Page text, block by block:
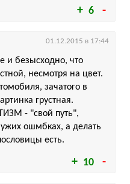
6
10
и безысходно, что
несмотря на цвет.
зачатого в
грустная.
- "свой путь",
ошмбках, а делать
есть.
01.12.2015 в 17:44